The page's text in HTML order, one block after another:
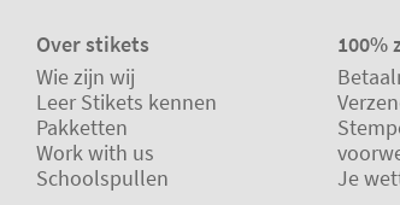
Over stikets
Wie zijn wij
Leer Stikets kennen
Pakketten
Work with us
Schoolspullen
100%
Je